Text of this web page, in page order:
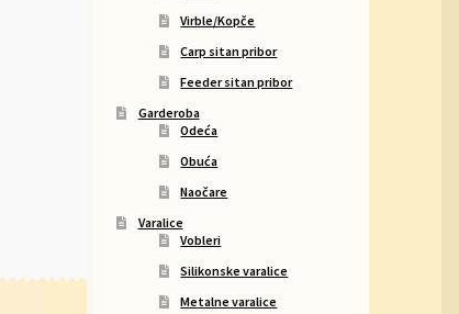
Virble/Kopče
Carp sitan pribor
Feeder sitan pribor
Garderoba
Odeća
Obuća
Naočare
Varalice
Vobleri
Silikonske varalice
Metalne varalice